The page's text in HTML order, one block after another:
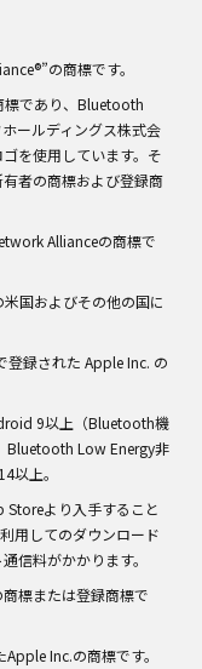
の商標です。
標であり、Bluetooth
ールディングス株式会
を使用しています。そ
者の商標および登録商
Allianceの商標で
国およびその他の国に
登録された Apple Inc. の
9以上（Bluetooth機
Bluetooth Low Energy非
以上。
Storeより入手すること
用してのダウンロード
信料がかかります。
標または登録商標で
Inc.の商標です。